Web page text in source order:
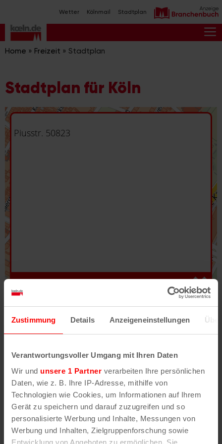
Zustimmung Details Anzeigeneinstellungen
Verantwortungsvoller Umgang mit Ihren Daten
Wir und unsere 1 Partner verarbeiten Ihre persönlichen
Daten, wie z. B. Ihre IP-Adresse, mithilfe von
Technologien wie Cookies, um Informationen auf Ihrem
Gerät zu speichern und darauf zuzugreifen und so
personalisierte Werbung und Inhalte, Messungen von
Werbung und Inhalten, Zielgruppenforschung sowie
Entwicklung von Angeboten zu ermöglichen. Sie
Inhalt
springen
Wetter Kölnmail Stadtplan
Home » Freizeit » Stadtplan
Stadtplan für Köln
Fehler/Problem melden
Darstellung des RVR-Kartenwerks
Stadtplanwerk
erhältst Du unsere koeln.de-Karte mit vielen
weiteren Details wie z.B. Hausnummern.
Unser Stadtplan basiert auf Daten des
OpenStreetMap
-Projekts (
© OpenStreetMap
Mitwirkende
) und von OpenCycleMap.org